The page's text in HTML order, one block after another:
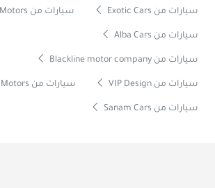
سيارات من Exotic Cars سيارات من GT Motors
سيارات من Alba Cars
سيارات من Blackline motor company
سيارات من VIP Design سيارات من Royal Motors
سيارات من Sanam Cars